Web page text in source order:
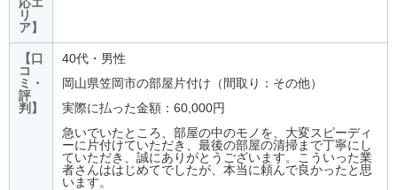
リ
ア】
【口
コ
ミ・
評
判】
40代・男性
岡山県笠岡市の部屋片付け（間取り：その他）
実際に払った金額：60,000円
急いでいたところ、部屋の中のモノを、大変スピーディ
ーに片付けていただき、最後の部屋の清掃まで丁寧にし
ていただき、誠にありがとうございます。こういった業
者さんははじめてでしたが、本当に頼んで良かったと思
います。